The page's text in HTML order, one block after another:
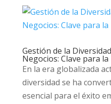
Gestión de la
Negocios: Clave para
En la era globalizada
diversidad se ha
esencial para el éxito